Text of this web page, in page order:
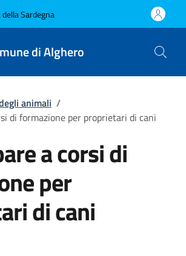
Sardegna
di Alghero
pane
animali /
di formazione per proprietari di cani
a corsi di
per
di cani